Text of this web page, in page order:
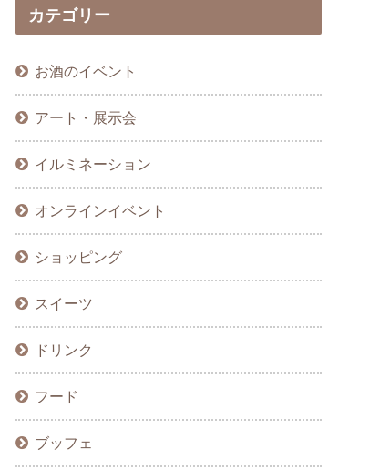
カテゴリー
お酒のイベント
アート・展示会
イルミネーション
オンラインイベント
ショッピング
スイーツ
ドリンク
フード
ブッフェ